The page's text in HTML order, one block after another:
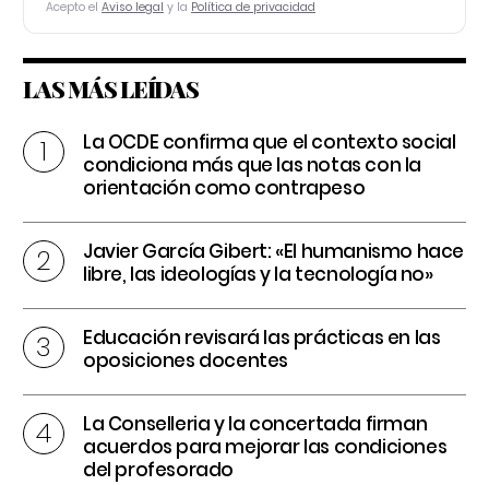
Acepto el Aviso legal y la Política de privacidad
LAS MÁS LEÍDAS
La OCDE confirma que el contexto social
condiciona más que las notas con la
orientación como contrapeso
Javier García Gibert: «El humanismo hace
libre, las ideologías y la tecnología no»
Educación revisará las prácticas en las
oposiciones docentes
La Conselleria y la concertada firman
acuerdos para mejorar las condiciones
del profesorado